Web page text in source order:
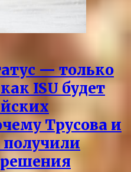
— только
ISU будет
Трусова и
получили